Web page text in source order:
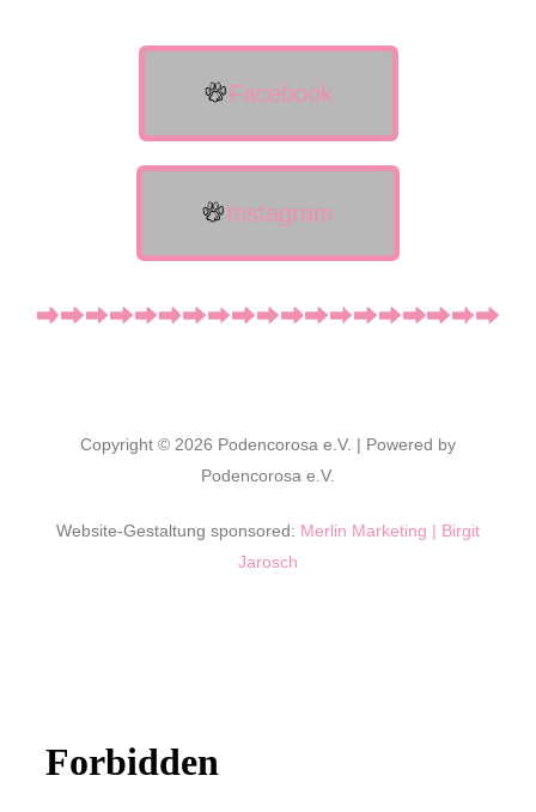
Facebook
Instagram
Copyright © 2026 Podencorosa e.V. | Powered by
Podencorosa e.V.
Website-Gestaltung sponsored: Merlin Marketing | Birgit
Jarosch